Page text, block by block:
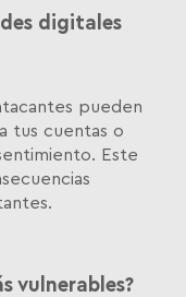
digitales
pueden
tus cuentas o
Este
vulnerables?